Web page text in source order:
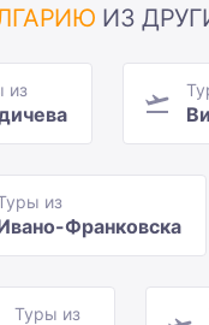
ИЗ
из
из
Франковска
Туры из